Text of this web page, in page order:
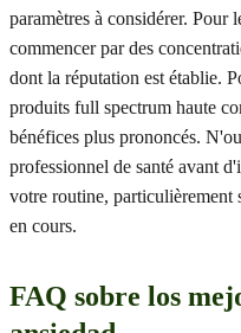
paramètres à considérer. Pour
commencer par des
dont la réputation est établie.
produits full spectrum haute
bénéfices plus prononcés.
professionnel de santé avant
votre routine, particulièrement
en cours.
FAQ sobre los